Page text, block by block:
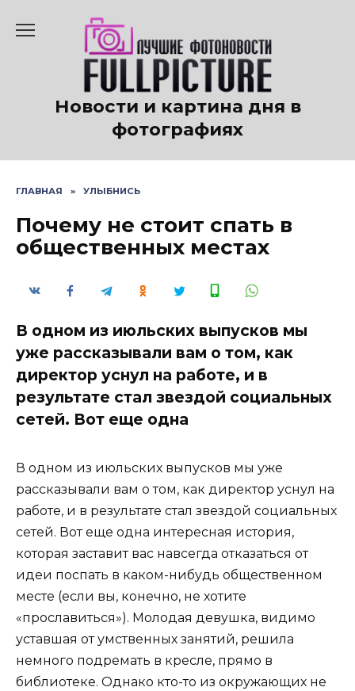
содержанию
Новости и картина дня в
фотографиях
ГЛАВНАЯ » УЛЫБНИСЬ
Почему не стоит спать в
общественных местах
В одном из июльских выпусков мы
уже рассказывали вам о том, как
директор уснул на работе, и в
результате стал звездой социальных
сетей. Вот еще одна
В одном из июльских выпусков мы уже
рассказывали вам о том, как директор уснул на
работе, и в результате стал звездой социальных
сетей. Вот еще одна интересная история,
которая заставит вас навсегда отказаться от
идеи поспать в каком-нибудь общественном
месте (если вы, конечно, не хотите
«прославиться»). Молодая девушка, видимо
уставшая от умственных занятий, решила
немного подремать в кресле, прямо в
библиотеке. Однако кто-то из окружающих не